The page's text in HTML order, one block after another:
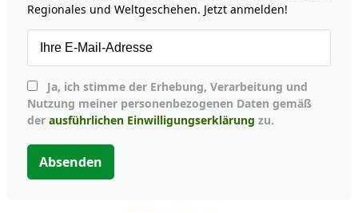
Regionales und Weltgeschehen. Jetzt anmelden!
Nutzung meiner personenbezogenen Daten gemäß
der ausführlichen Einwilligungserklärung zu.
Absenden